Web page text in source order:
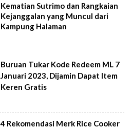
Kematian Sutrimo dan Rangkaian
Kejanggalan yang Muncul dari
Kampung Halaman
Buruan Tukar Kode Redeem ML 7
Januari 2023, Dijamin Dapat Item
Keren Gratis
4 Rekomendasi Merk Rice Cooker